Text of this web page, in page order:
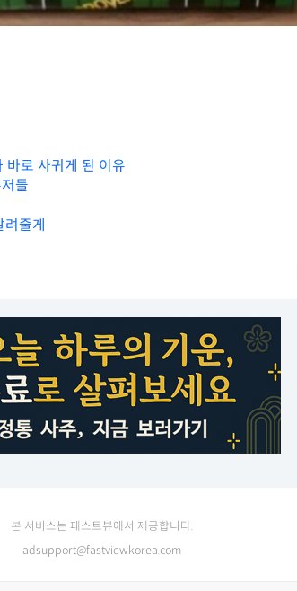
바로 사귀게 된 이유
들
줄게
본 서비스는 패스트뷰에서 제공합니다.
adsupport@fastviewkorea.com